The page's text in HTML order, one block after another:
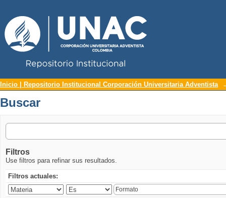
Buscar
Inicio | Repositorio Institucional Corporación Universitaria Adventista
Buscar
Filtros
Use filtros para refinar sus resultados.
Filtros actuales: